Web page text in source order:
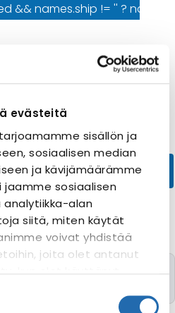
evästeitä
sisällön ja
sosiaalisen median
ja kävijämäärämme
jaamme sosiaalisen
analytiikka-alan
siitä, miten käytät
voivat yhdistää
joita olet antanut
sivuston
&& names.ship != '' ?